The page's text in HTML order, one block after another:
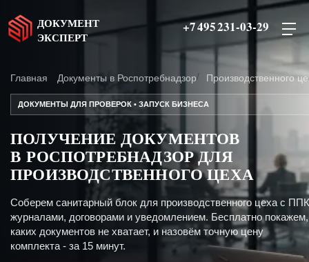
ДОКУМЕНТ
ЭКСПЕРТ
+7 495 231-03-29
Главная Документы в Роспотребнадзор Производственного
ДОКУМЕНТЫ ДЛЯ ПРОВЕРОК • ЗАПУСК БИЗНЕСА
ПОЛУЧЕНИЕ ДОКУМЕНТОВ
В РОСПОТРЕБНАДЗОР ДЛЯ
ПРОИЗВОДСТВЕННОГО ЦЕХА
Соберем санитарный блок для производственного цеха с
журналами, договорами и уведомлением. Бесплатно покажем,
каких документов не хватает, и назовём точную цену
комплекта - за 15 минут.